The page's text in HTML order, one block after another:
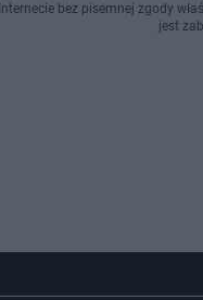
bez pisemnej zgody
jest